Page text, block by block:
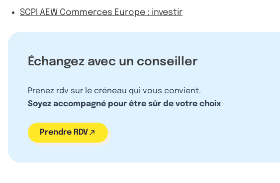
SCPI AEW Commerces Europe : investir
Échangez avec un conseiller
Prenez rdv sur le créneau qui vous convient.
Soyez accompagné pour être sûr de votre choix
Prendre RDV